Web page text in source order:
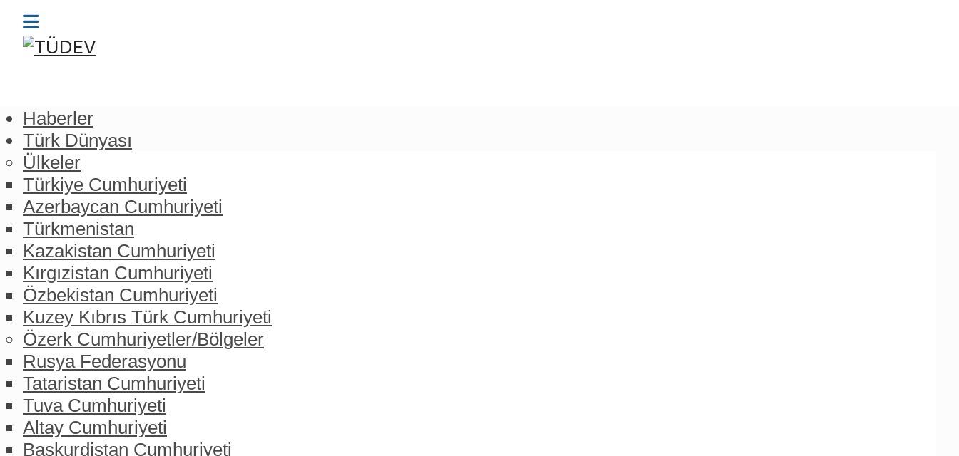
Haberler
Türk Dünyası
Ülkeler
Türkiye Cumhuriyeti
Azerbaycan Cumhuriyeti
Türkmenistan
Kazakistan Cumhuriyeti
Kırgızistan Cumhuriyeti
Özbekistan Cumhuriyeti
Kuzey Kıbrıs Türk Cumhuriyeti
Özerk Cumhuriyetler/Bölgeler
Rusya Federasyonu
Tataristan Cumhuriyeti
Tuva Cumhuriyeti
Altay Cumhuriyeti
Başkurdistan Cumhuriyeti